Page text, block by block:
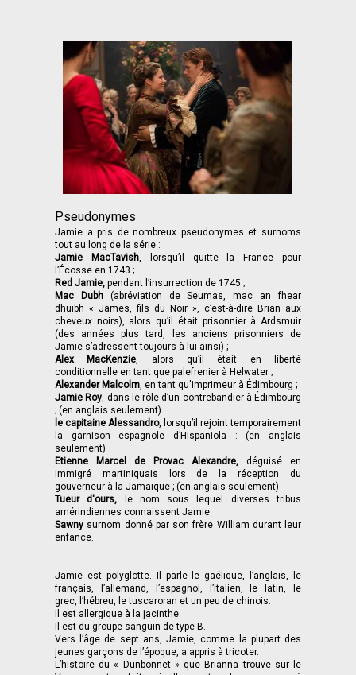
Pseudonymes
Jamie a pris de nombreux pseudonymes et surnoms
tout au long de la série :
Jamie MacTavish, lorsqu’il quitte la France pour
l’Écosse en 1743 ;
Red Jamie, pendant l’insurrection de 1745 ;
Mac Dubh(abréviation de Seumas, mac an fhear
dhuibh « James, fils du Noir », c’est-à-dire Brian aux
cheveux noirs), alors qu’il était prisonnier à Ardsmuir
(des années plus tard, les anciens prisonniers de
Jamie s’adressent toujours à lui ainsi) ;
Alex MacKenzie, alors qu’il était en liberté
conditionnelle en tant que palefrenier à Helwater ;
Alexander Malcolm, en tant qu'imprimeur à Édimbourg ;
Jamie Roy, dans le rôle d’un contrebandier à Édimbourg
; (en anglais seulement)
le capitaine Alessandro, lorsqu’il rejoint temporairement
la garnison espagnole d’Hispaniola : (en anglais
seulement)
Etienne Marcel de Provac Alexandre, déguisé en
immigré martiniquais lors de la réception du
gouverneur à la Jamaïque ; (en anglais seulement)
Tueur d'ours, le nom sous lequel diverses tribus
amérindiennes connaissent Jamie.
Sawny surnom donné par son frère William durant leur
enfance.
Jamie est polyglotte. Il parle le gaélique, l’anglais, le
français, l’allemand, l’espagnol, l’italien, le latin, le
grec, l’hébreu, le tuscaroran et un peu de chinois.
Il est allergique à la jacinthe.
Il est du groupe sanguin de type B.
Vers l’âge de sept ans, Jamie, comme la plupart des
jeunes garçons de l’époque, a appris à tricoter.
L’histoire du « Dunbonnet » que Brianna trouve sur le